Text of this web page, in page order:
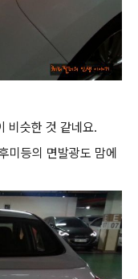
비슷한 것 같네요.
미등의 면발광도 맘에